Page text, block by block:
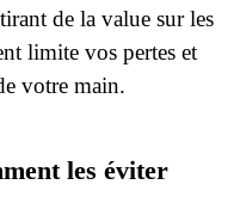
de la value sur les
limite vos pertes et
votre main.
les éviter